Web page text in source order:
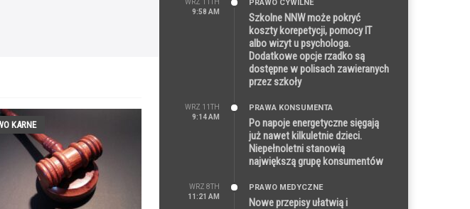
KARNE
WRZ 11TH
9:58 AM
PRAWO CYWILNE
Szkolne NNW może pokryć
koszty korepetycji, pomocy IT
albo wizyt u psychologa.
Dodatkowe opcje rzadko są
dostępne w polisach zawieranych
przez szkoły
WRZ 11TH
9:14 AM
PRAWA KONSUMENTA
Po napoje energetyczne sięgają
już nawet kilkuletnie dzieci.
Niepełnoletni stanowią
największą grupę konsumentów
WRZ 8TH
11:21 AM
PRAWO MEDYCZNE
Nowe przepisy ułatwią i